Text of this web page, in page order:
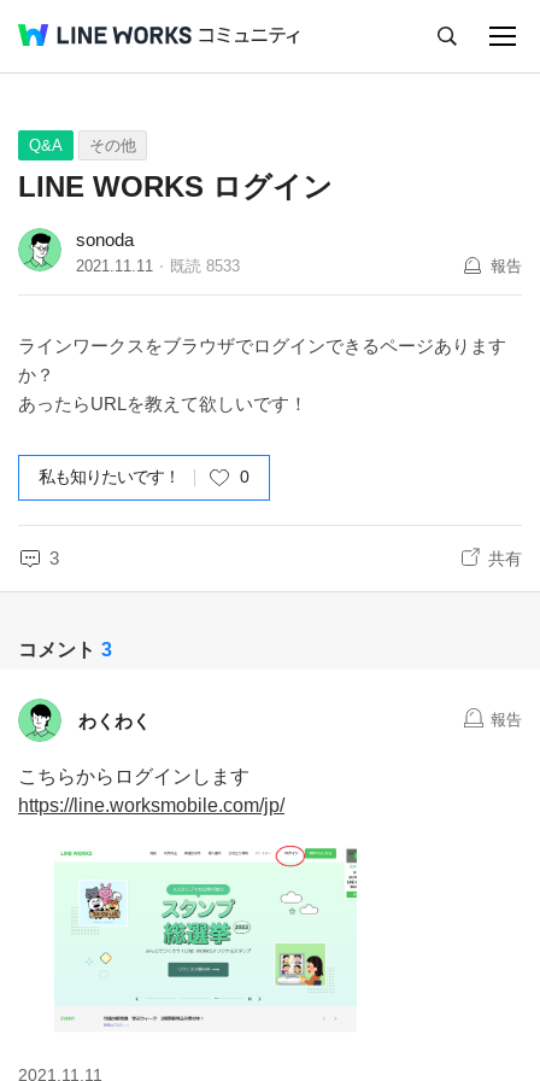
Q&A Tips Ideas
Q&A その他
LINE WORKS ログイン
sonoda
2021.11.11 既読 8533 報告
ラインワークスをブラウザでログインできるページあります
か？
あったらURLを教えて欲しいです！
私も知りたいです！ 0
3 共有
コメント 3
わくわく 報告
こちらからログインします
https://line.worksmobile.com/jp/
2021.11.11